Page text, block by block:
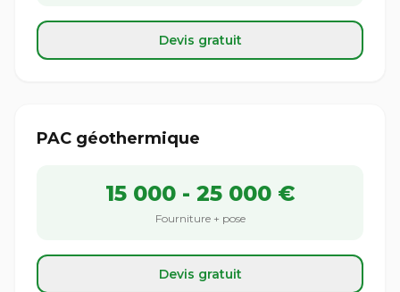
Devis gratuit
PAC géothermique
15 000 - 25 000 €
Fourniture + pose
Devis gratuit